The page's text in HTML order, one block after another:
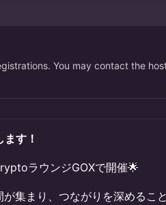
You may contact the
す！
ラウンジGOXで開催🌟
集まり、つながりを深めるこ